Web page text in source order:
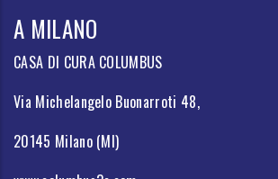
A MILANO
CASA DI CURA COLUMBUS
Via Michelangelo Buonarroti 48,
20145 Milano (MI)